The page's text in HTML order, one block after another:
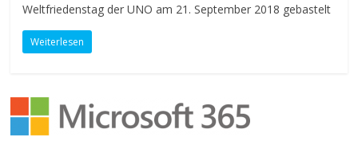
Weltfriedenstag der UNO am 21. September 2018 gebastelt
Weiterlesen